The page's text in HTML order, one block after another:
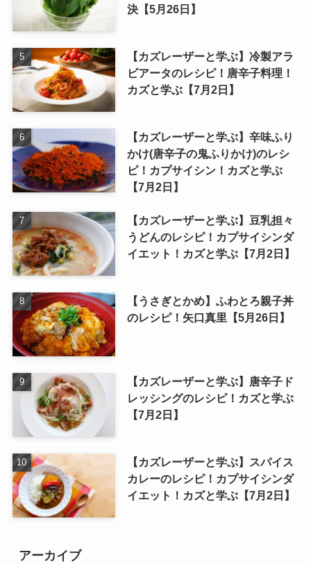
決【5月26日】
【カズレーザーと学ぶ】冷製アラ
ビアータのレシピ！唐辛子料理！
カズと学ぶ【7月2日】
【カズレーザーと学ぶ】辛味ふり
かけ(唐辛子の鬼ふりかけ)のレシ
ピ！カプサイシン！カズと学ぶ
【7月2日】
【カズレーザーと学ぶ】豆乳担々
うどんのレシピ！カプサイシンダ
イエット！カズと学ぶ【7月2日】
【うさぎとかめ】ふわとろ親子丼
のレシピ！矢口真里【5月26日】
【カズレーザーと学ぶ】唐辛子ド
レッシングのレシピ！カズと学ぶ
【7月2日】
【カズレーザーと学ぶ】スパイス
カレーのレシピ！カプサイシンダ
イエット！カズと学ぶ【7月2日】
アーカイブ